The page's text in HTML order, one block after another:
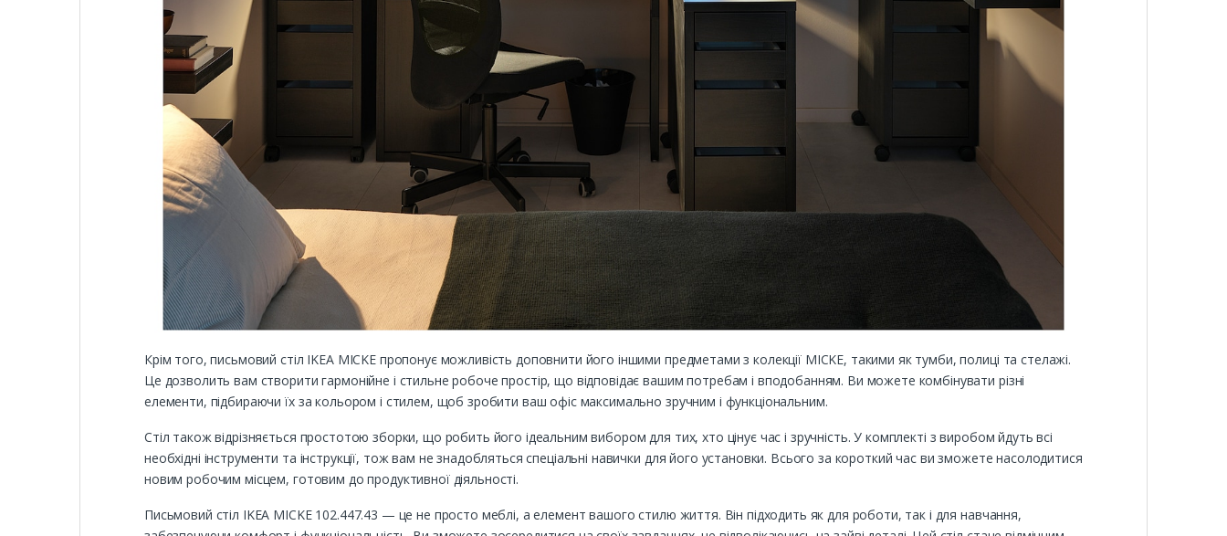
Крім того, письмовий стіл IKEA MICKE пропонує можливість доповнити його іншими предметами з колекції MICKE, такими як тумби, полиці та стелажі.
Це дозволить вам створити гармонійне і стильне робоче простір, що відповідає вашим потребам і вподобанням. Ви можете комбінувати різні
елементи, підбираючи їх за кольором і стилем, щоб зробити ваш офіс максимально зручним і функціональним.
Стіл також відрізняється простотою зборки, що робить його ідеальним вибором для тих, хто цінує час і зручність. У комплекті з виробом йдуть всі
необхідні інструменти та інструкції, тож вам не знадобляться спеціальні навички для його установки. Всього за короткий час ви зможете насолодитися
новим робочим місцем, готовим до продуктивної діяльності.
Письмовий стіл IKEA MICKE 102.447.43 — це не просто меблі, а елемент вашого стилю життя. Він підходить як для роботи, так і для навчання,